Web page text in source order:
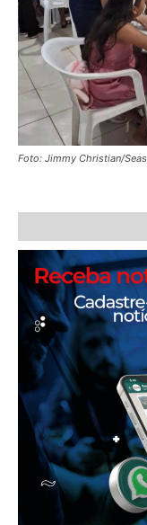
Foto: Jimmy Christian/Seas